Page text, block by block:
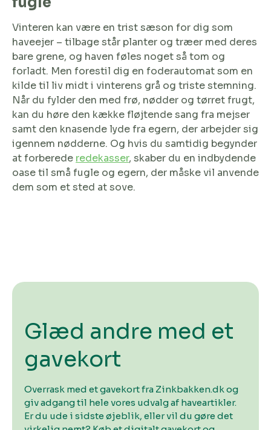
Vinteren kan være en trist sæson for dig som
haveejer – tilbage står planter og træer med deres
bare grene, og haven føles noget så tom og
forladt. Men forestil dig en foderautomat som en
kilde til liv midt i vinterens grå og triste stemning.
Når du fylder den med frø, nødder og tørret frugt,
kan du høre den kække fløjtende sang fra mejser
samt den knasende lyde fra egern, der arbejder sig
igennem nødderne. Og hvis du samtidig begynder
at forberede redekasser, skaber du en indbydende
oase til små fugle og egern, der måske vil anvende
dem som et sted at sove.
Glæd andre med et
gavekort
Overrask med et gavekort fra Zinkbakken.dk og
giv adgang til hele vores udvalg af haveartikler.
Er du ude i sidste øjeblik, eller vil du gøre det